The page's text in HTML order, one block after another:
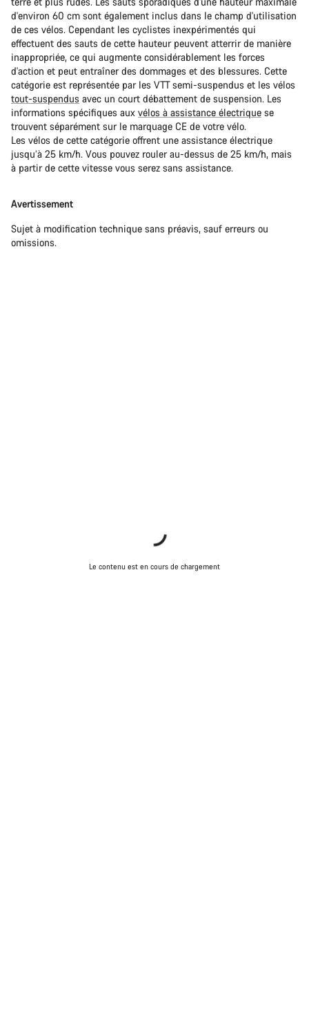
d'environ 60 cm sont également inclus dans le champ d'utilisation
de ces vélos. Cependant les cyclistes inexpérimentés qui
effectuent des sauts de cette hauteur peuvent atterrir de manière
inappropriée, ce qui augmente considérablement les forces
d'action et peut entraîner des dommages et des blessures. Cette
catégorie est représentée par les VTT semi-suspendus et les vélos
tout-suspendus avec un court débattement de suspension. Les
informations spécifiques aux vélos à assistance électrique se
trouvent séparément sur le marquage CE de votre vélo.
Les vélos de cette catégorie offrent une assistance électrique
jusqu’à 25 km/h. Vous pouvez rouler au-dessus de 25 km/h, mais
à partir de cette vitesse vous serez sans assistance.
Avertissement
Sujet à modification technique sans préavis, sauf erreurs ou
omissions.
Le contenu est en cours de chargement